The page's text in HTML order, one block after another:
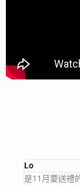
Lo
是11月要送禮